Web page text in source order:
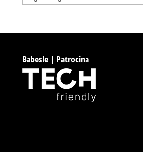
Babesle | Patrocina